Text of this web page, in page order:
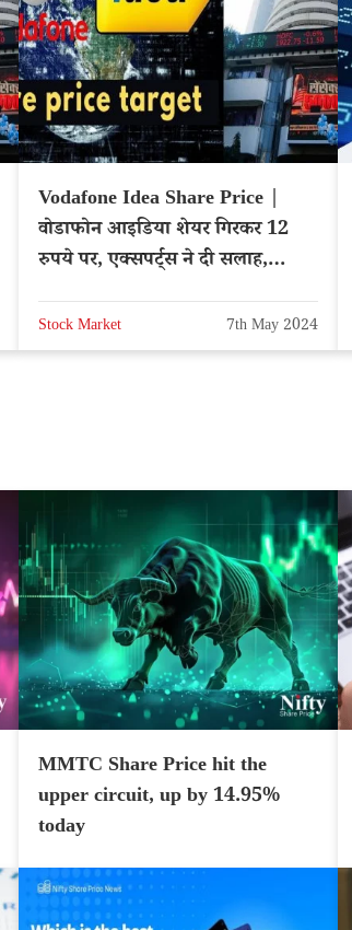
Vodafone Idea Share Price |
वोडाफोन आइडिया शेयर गिरकर 12
रुपये पर, एक्सपर्ट्स ने दी सलाह,
Stock Market 7th May 2024
MMTC Share Price hit the
upper circuit, up by 14.95%
today